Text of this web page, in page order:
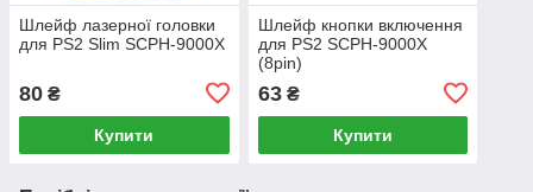
Шлейф лазерної головки
для PS2 Slim SCPH-9000X
80 ₴
Купити
Шлейф кнопки включення
для PS2 SCPH-9000X
(8pin)
63₴
Купити